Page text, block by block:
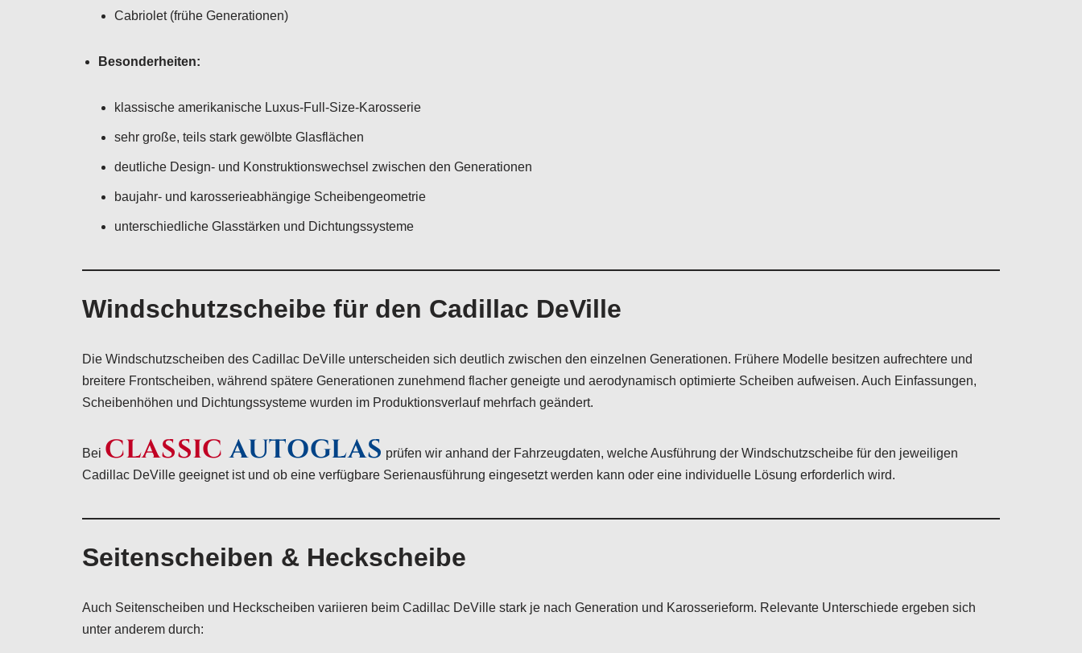
Cabriolet (frühe Generationen)
Besonderheiten:
klassische amerikanische Luxus-Full-Size-Karosserie
sehr große, teils stark gewölbte Glasflächen
deutliche Design- und Konstruktionswechsel zwischen den Generationen
baujahr- und karosserieabhängige Scheibengeometrie
unterschiedliche Glasstärken und Dichtungssysteme
Windschutzscheibe für den Cadillac DeVille
Die Windschutzscheiben des Cadillac DeVille unterscheiden sich deutlich zwischen den einzelnen Generationen. Frühere Modelle besitzen aufrechtere und
breitere Frontscheiben, während spätere Generationen zunehmend flacher geneigte und aerodynamisch optimierte Scheiben aufweisen. Auch Einfassungen,
Scheibenhöhen und Dichtungssysteme wurden im Produktionsverlauf mehrfach geändert.
Bei CLASSIC AUTOGLAS prüfen wir anhand der Fahrzeugdaten, welche Ausführung der Windschutzscheibe für den jeweiligen
Cadillac DeVille geeignet ist und ob eine verfügbare Serienausführung eingesetzt werden kann oder eine individuelle Lösung erforderlich wird.
Seitenscheiben & Heckscheibe
Auch Seitenscheiben und Heckscheiben variieren beim Cadillac DeVille stark je nach Generation und Karosserieform. Relevante Unterschiede ergeben sich
unter anderem durch: